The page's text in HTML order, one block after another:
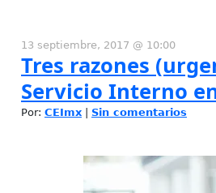
13 septiembre, 2017 @ 10:00
Tres razones
Servicio Interno
Por: CEImx | Sin comentarios